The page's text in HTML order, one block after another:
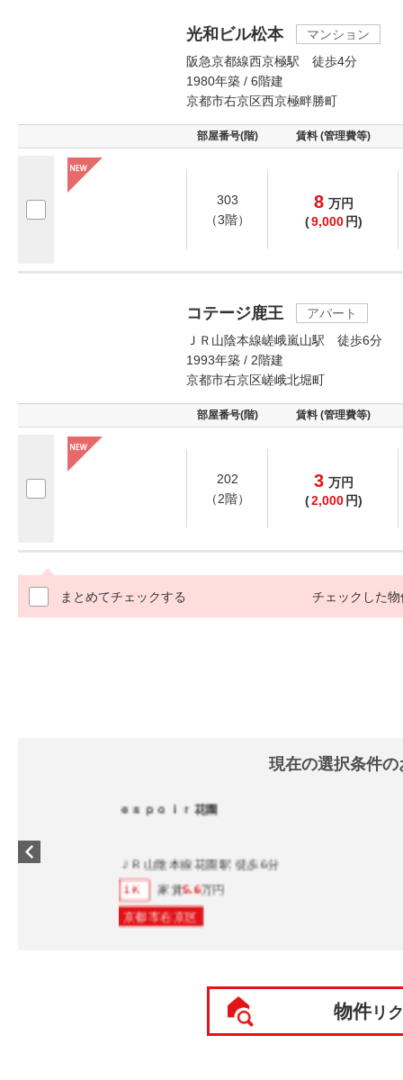
光和ビル松本
マンション
阪急京都線西京極駅 徒歩4分
1980年築 / 6階建
京都市右京区西京極畔勝町
部屋番号(階) 賃料 (管理費等)
303
（3階）
8 万円
(9,000 円)
コテージ鹿王
アパート
ＪＲ山陰本線嵯峨嵐山駅 徒歩6分
1993年築 / 2階建
京都市右京区嵯峨北堀町
部屋番号(階) 賃料 (管理費等)
202
（2階）
3 万円
(2,000 円)
まとめてチェックする チェックした物
現在の選択条件
ｅｓｐｏｉｒ花園
ＪＲ山陰本線花園駅 徒歩6分
5.6万円
京都市右京区
物件リ